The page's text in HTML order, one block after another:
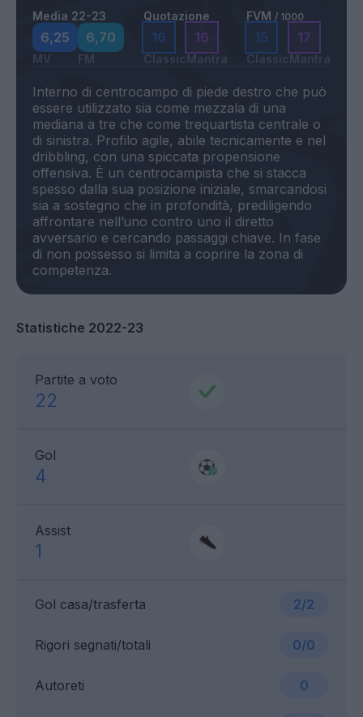
Media 22-23
6,25
MV
6,70
FM
Quotazione
16
Classic
16
Mantra
FVM / 1000
15
Classic
17
Mantra
Interno di centrocampo di piede destro che può
essere utilizzato sia come mezzala di una
mediana a tre che come trequartista centrale o
di sinistra. Profilo agile, abile tecnicamente e nel
dribbling, con una spiccata propensione
offensiva. È un centrocampista che si stacca
spesso dalla sua posizione iniziale, smarcandosi
sia a sostegno che in profondità, prediligendo
affrontare nell’uno contro uno il diretto
avversario e cercando passaggi chiave. In fase
di non possesso si limita a coprire la zona di
Statistiche 2022-23
Partite a voto
22
Gol
4
Assist
1
Gol casa/trasferta 2/2
Rigori segnati/totali 0/0
Autoreti 0